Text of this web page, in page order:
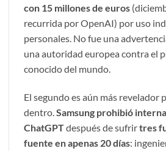
con 15 millones de euros
recurrida por OpenAI) por uso
personales. No fue una
una autoridad europea contra el
conocido del mundo.
El segundo es aún más revelador
dentro. Samsung prohibió
ChatGPTdespués de sufrirtres
fuente en apenas 20 días: